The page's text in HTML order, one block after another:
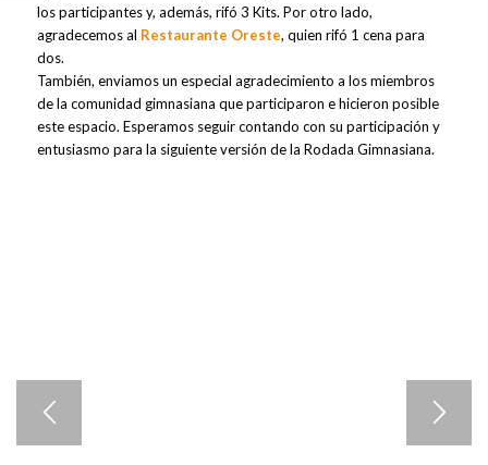
los participantes y, además, rifó 3 Kits. Por otro lado,
agradecemos al Restaurante Oreste, quien rifó 1 cena para
dos.
También, enviamos un especial agradecimiento a los miembros
de la comunidad gimnasiana que participaron e hicieron posible
este espacio. Esperamos seguir contando con su participación y
entusiasmo para la siguiente versión de la Rodada Gimnasiana.